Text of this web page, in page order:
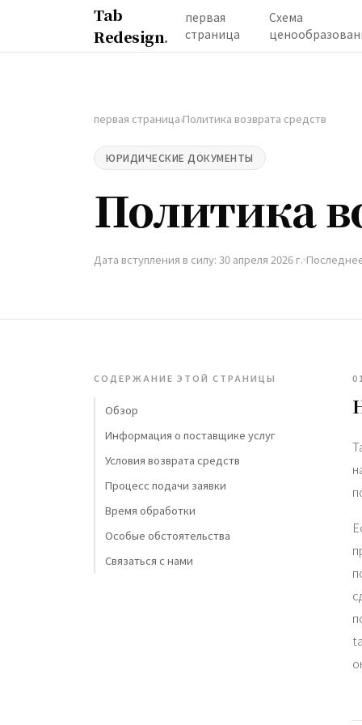
Tab
Redesign.
первая
страница
Схема
первая страница›Политика возврата средств
ЮРИДИЧЕСКИЕ ДОКУМЕНТЫ
Политика
Дата вступления в силу: 30 апреля 2026 г.
СОДЕРЖАНИЕ ЭТОЙ СТРАНИЦЫ
Обзор
Информация о поставщике услуг
Условия возврата средств
Процесс подачи заявки
Время обработки
Особые обстоятельства
Связаться с нами